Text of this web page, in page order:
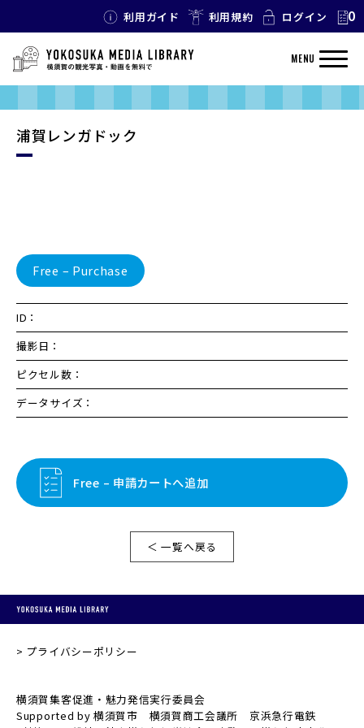
利用ガイド 利用規約 ログイン 0
MENU
浦賀レンガドック
Free – Purchase
ID：
撮影日：
ピクセル数：
データサイズ：
Free – 申請カートへ追加
＜ 一覧へ戻る
プライバシーポリシー
横須賀集客促進・魅力発信実行委員会
Supported by 横須賀市 横須賀商工会議所 京浜急行電鉄